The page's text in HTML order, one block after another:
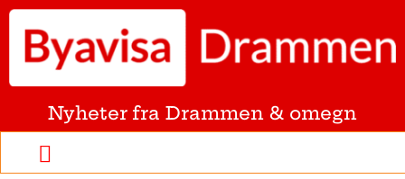
Nyheter fra Drammen & omegn